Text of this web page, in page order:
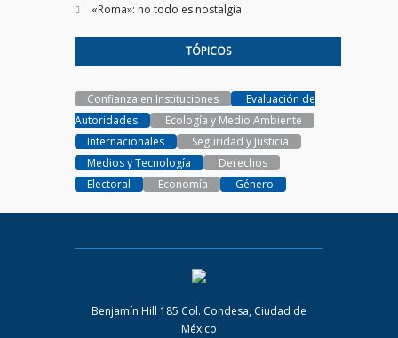
«Roma»: no todo es nostalgia
TÓPICOS
Confianza en Instituciones
Evaluación de
Autoridades
Ecología y Medio Ambiente
Internacionales
Seguridad y Justicia
Medios y Tecnología
Derechos
Electoral
Economía Género
Benjamín Hill 185 Col. Condesa, Ciudad de
México